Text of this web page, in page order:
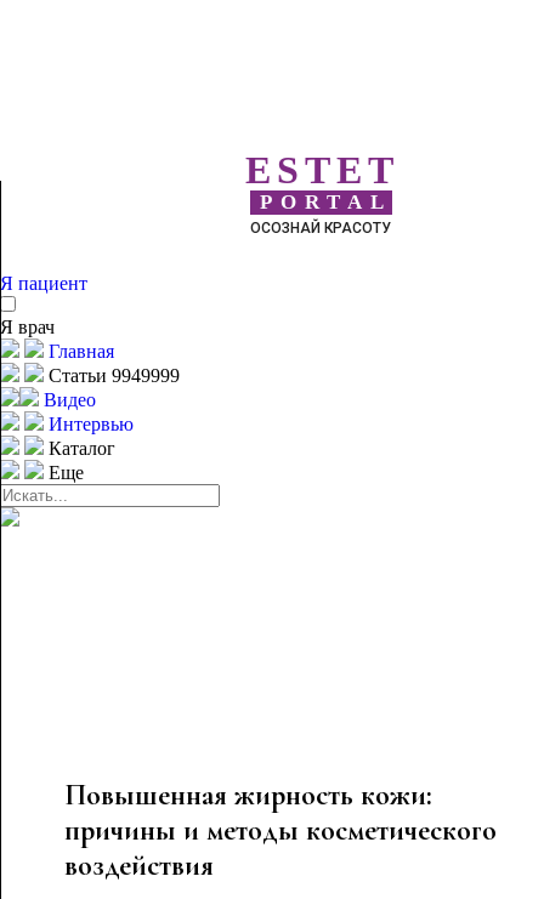
ESTET
PORTAL
ОСОЗНАЙ КРАСОТУ
Я пациент
Я врач
Главная
Статьи 9949999
Видео
Интервью
Каталог
Еще
Повышенная жирность кожи:
причины и методы косметического
воздействия